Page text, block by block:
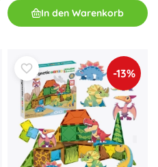
In den Warenkorb
-13%